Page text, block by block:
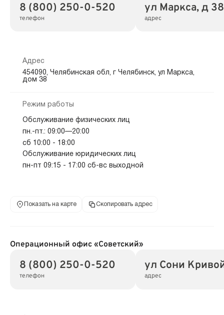
8 (800) 250-0-520
телефон
ул Маркса, д 38
адрес
Адрес
454090, Челябинская обл, г Челябинск, ул Маркса,
дом 38
Режим работы
Обслуживание физических лиц
пн.-пт.: 09:00—20:00
сб 10:00 - 18:00
Обслуживание юридических лиц
пн-пт 09:15 - 17:00 сб-вс выходной
Показать на карте Скопировать адрес
Операционный офис «Советский»
8 (800) 250-0-520
телефон
ул Сони
адрес